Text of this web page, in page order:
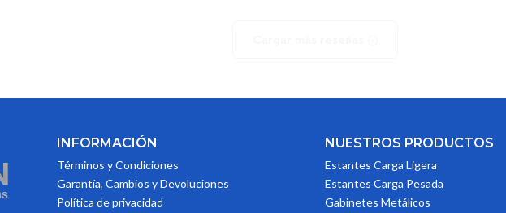
INFORMACIÓN
Términos y Condiciones
Garantía, Cambios y Devoluciones
Política de privacidad
NUESTROS PRODUCTOS
Estantes Carga Ligera
Estantes Carga Pesada
Gabinetes Metálicos